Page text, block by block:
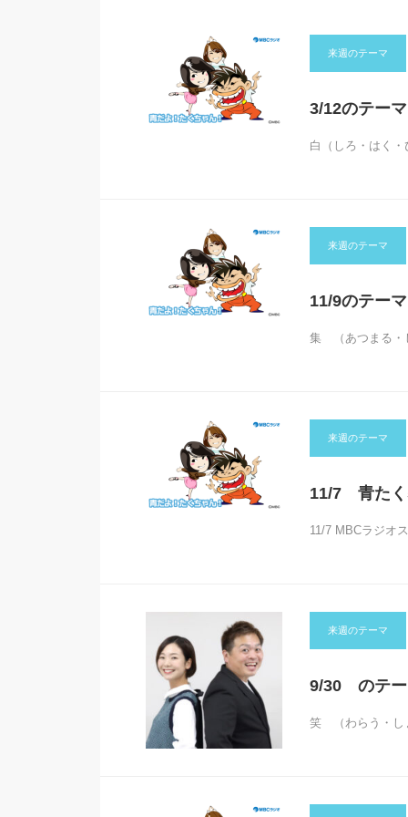
来週のテーマ
3/12のテー
白（しろ・はく
来週のテーマ
11/9のテー
集 （あつまる・
来週のテーマ
11/7 青たく
11/7 MBCラジオ
来週のテーマ
9/30 のテー
笑 （わらう・